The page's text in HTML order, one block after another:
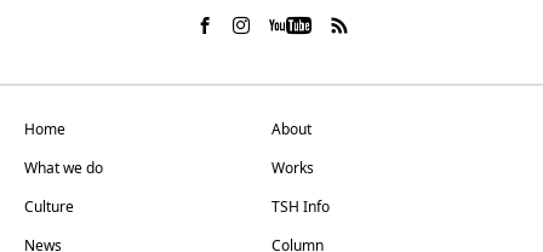
Home
About
What we do
Works
Culture
TSH Info
News
Column